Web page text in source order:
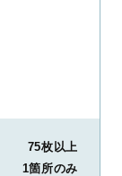
75枚以上
1箇所のみ